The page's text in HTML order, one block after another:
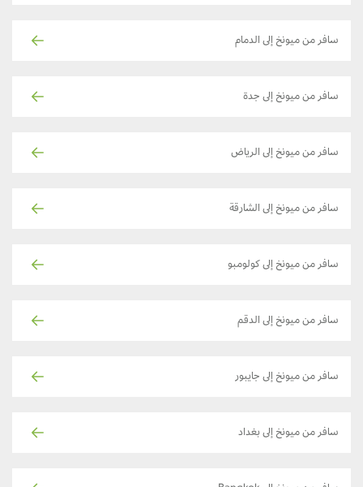
سافر من ميونخ إلى الدمام
سافر من ميونخ إلى جدة
سافر من ميونخ إلى الرياض
سافر من ميونخ إلى الشارقة
سافر من ميونخ إلى كولومبو
سافر من ميونخ إلى الدقم
سافر من ميونخ إلى جايبور
سافر من ميونخ إلى بغداد